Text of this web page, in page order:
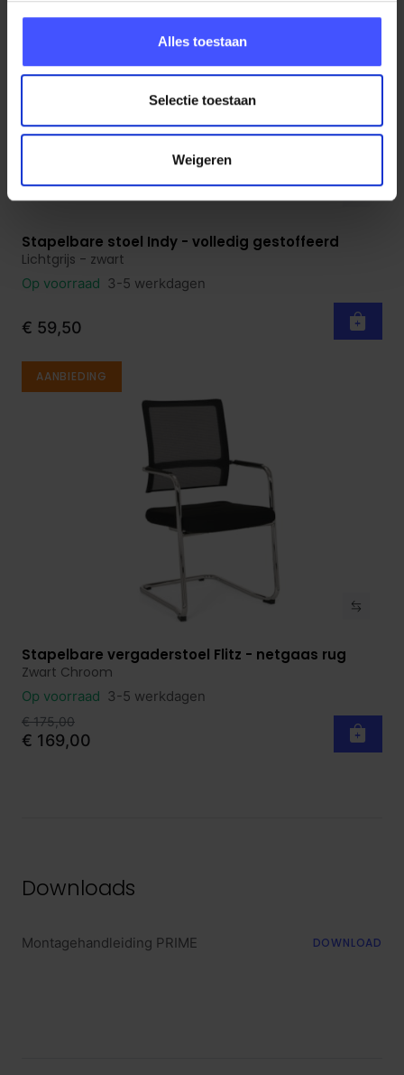
Alles toestaan
Selectie toestaan
Weigeren
Bekijk product
Stapelbare stoel Indy - volledig gestoffeerd
Lichtgrijs - zwart
Op voorraad 3-5 werkdagen
€ 59,50
AANBIEDING
Bekijk product
Stapelbare vergaderstoel Flitz - netgaas rug
Zwart Chroom
Op voorraad 3-5 werkdagen
€ 175,00
€ 169,00
Downloads
Montagehandleiding PRIME DOWNLOAD